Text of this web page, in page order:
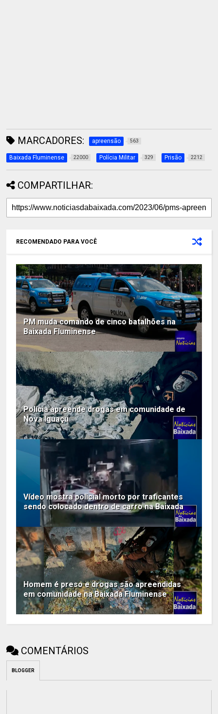
MARCADORES: apreensão 563
Baixada Fluminense 22000 Polícia Militar 329 Prisão 2212
COMPARTILHAR:
RECOMENDADO PARA VOCÊ
PM muda comando de cinco batalhões na
Baixada Fluminense
Polícia apreende drogas em comunidade de
Nova Iguaçu
Vídeo mostra policial morto por traficantes
sendo colocado dentro de carro na Baixada
Homem é preso e drogas são apreendidas
em comunidade na Baixada Fluminense
COMENTÁRIOS
BLOGGER